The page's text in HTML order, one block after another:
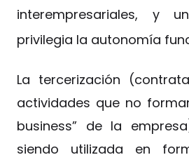
interempresariales, y
privilegia la autonomía
La tercerización
actividades que no
business” de la
siendo utilizada en